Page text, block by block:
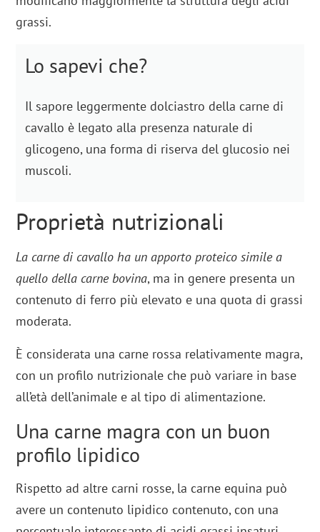
grassi.
Lo sapevi che?
Il sapore leggermente dolciastro della carne di
cavallo è legato alla presenza naturale di
glicogeno, una forma di riserva del glucosio nei
muscoli.
Proprietà nutrizionali
La carne di cavallo ha un apporto proteico simile a
quello della carne bovina, ma in genere presenta un
contenuto di ferro più elevato e una quota di grassi
moderata.
È considerata una carne rossa relativamente magra,
con un profilo nutrizionale che può variare in base
all’età dell’animale e al tipo di alimentazione.
Una carne magra con un buon
profilo lipidico
Rispetto ad altre carni rosse, la carne equina può
avere un contenuto lipidico contenuto, con una